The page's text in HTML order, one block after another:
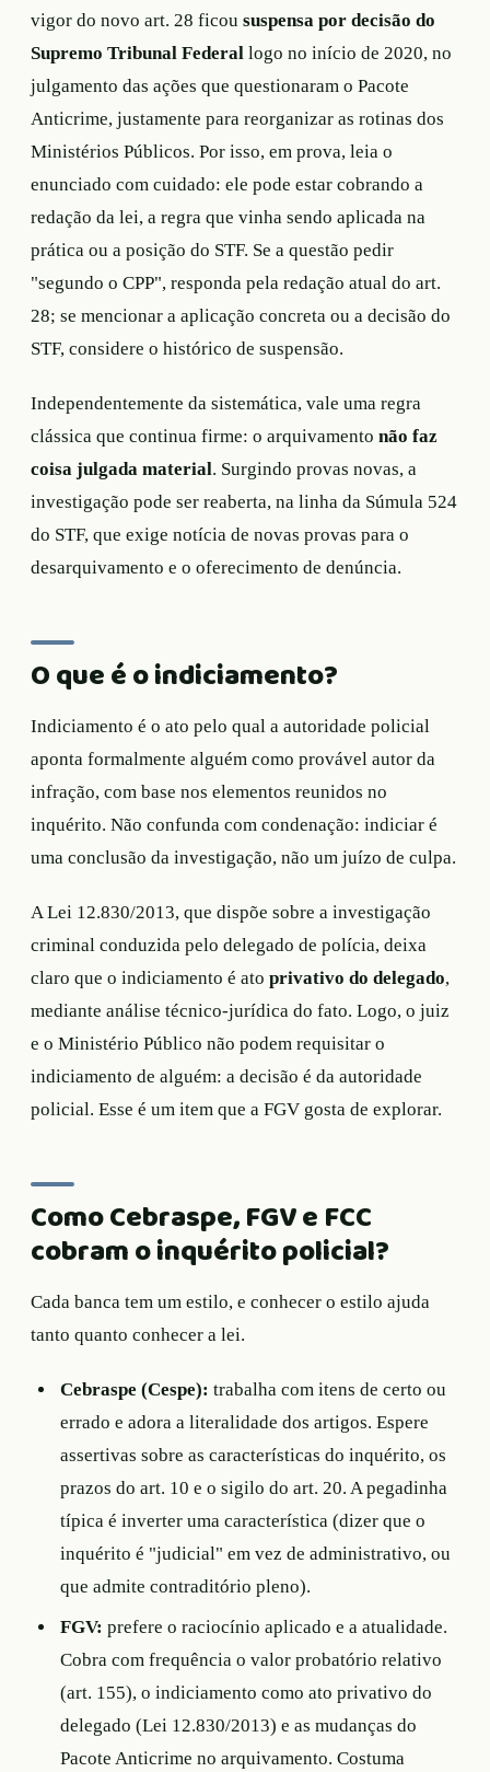
vigor do novo art. 28 ficou suspensa por decisão do
Supremo Tribunal Federal logo no início de 2020, no
julgamento das ações que questionaram o Pacote
Anticrime, justamente para reorganizar as rotinas dos
Ministérios Públicos. Por isso, em prova, leia o
enunciado com cuidado: ele pode estar cobrando a
redação da lei, a regra que vinha sendo aplicada na
prática ou a posição do STF. Se a questão pedir
"segundo o CPP", responda pela redação atual do art.
28; se mencionar a aplicação concreta ou a decisão do
STF, considere o histórico de suspensão.
Independentemente da sistemática, vale uma regra
clássica que continua firme: o arquivamento não faz
coisa julgada material. Surgindo provas novas, a
investigação pode ser reaberta, na linha da Súmula 524
do STF, que exige notícia de novas provas para o
desarquivamento e o oferecimento de denúncia.
O que é o indiciamento?
Indiciamento é o ato pelo qual a autoridade policial
aponta formalmente alguém como provável autor da
infração, com base nos elementos reunidos no
inquérito. Não confunda com condenação: indiciar é
uma conclusão da investigação, não um juízo de culpa.
A Lei 12.830/2013, que dispõe sobre a investigação
criminal conduzida pelo delegado de polícia, deixa
claro que o indiciamento é ato privativo do delegado,
mediante análise técnico-jurídica do fato. Logo, o juiz
e o Ministério Público não podem requisitar o
indiciamento de alguém: a decisão é da autoridade
policial. Esse é um item que a FGV gosta de explorar.
Como Cebraspe, FGV e FCC
cobram o inquérito policial?
Cada banca tem um estilo, e conhecer o estilo ajuda
tanto quanto conhecer a lei.
Cebraspe (Cespe): trabalha com itens de certo ou
errado e adora a literalidade dos artigos. Espere
assertivas sobre as características do inquérito, os
prazos do art. 10 e o sigilo do art. 20. A pegadinha
típica é inverter uma característica (dizer que o
inquérito é "judicial" em vez de administrativo, ou
que admite contraditório pleno).
FGV: prefere o raciocínio aplicado e a atualidade.
Cobra com frequência o valor probatório relativo
(art. 155), o indiciamento como ato privativo do
delegado (Lei 12.830/2013) e as mudanças do
Pacote Anticrime no arquivamento. Costuma